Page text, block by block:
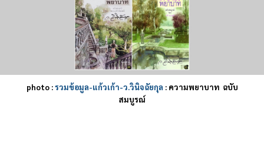
photo :รวมข้อมูล-แก้วเก้า-ว.วินิจฉัยกุล : ความพยาบาท ฉบับ
สมบูรณ์